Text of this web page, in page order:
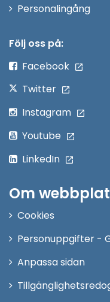
Personalingång
Följ oss på:
Facebook
Twitter
Instagram
Youtube
LinkedIn
Om
Cookies
Personuppgifter -
Anpassa sidan